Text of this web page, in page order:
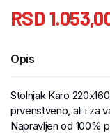
RSD
Opis
Stolnjak Karo
prvenstveno, ali i za
Napravljen od 100%